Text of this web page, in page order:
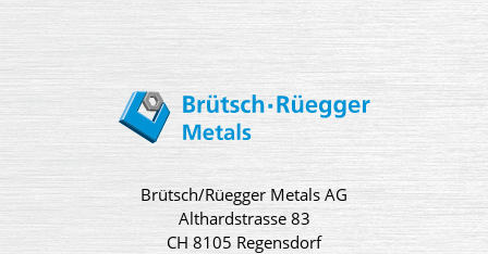
Brütsch/Rüegger Metals AG
Althardstrasse 83
CH 8105 Regensdorf